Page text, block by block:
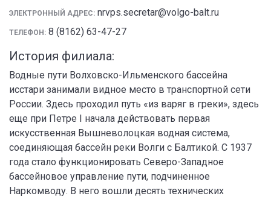
ЭЛЕКТРОННЫЙ АДРЕС: nrvps.secretar@volgo-balt.ru
ТЕЛЕФОН: 8 (8162) 63-47-27
История филиала:
Водные пути Волховско-Ильменского бассейна
исстари занимали видное место в транспортной сети
России. Здесь проходил путь «из варяг в греки», здесь
еще при Петре I начала действовать первая
искусственная Вышневолоцкая водная система,
соединяющая бассейн реки Волги с Балтикой. С 1937
года стало функционировать Северо-Западное
бассейновое управление пути, подчиненное
Наркомводу. В него вошли десять технических